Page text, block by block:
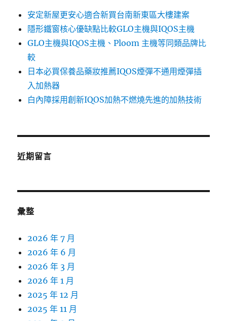
安定新屋更安心適合新買台南新東區大樓建案
隱形鐵窗核心優缺點比較GLO主機與IQOS主機
GLO主機與IQOS主機、Ploom 主機等同類品牌比
較
日本必買保養品藥妝推薦IQOS煙彈不通用煙彈插
入加熱器
白內障採用創新IQOS加熱不燃燒先進的加熱技術
近期留言
彙整
2026 年 7 月
2026 年 6 月
2026 年 3 月
2026 年 1 月
2025 年 12 月
2025 年 11 月